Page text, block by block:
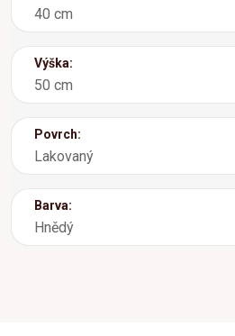
40 cm
Výška:
50 cm
Povrch:
Lakovaný
Barva:
Hnědý